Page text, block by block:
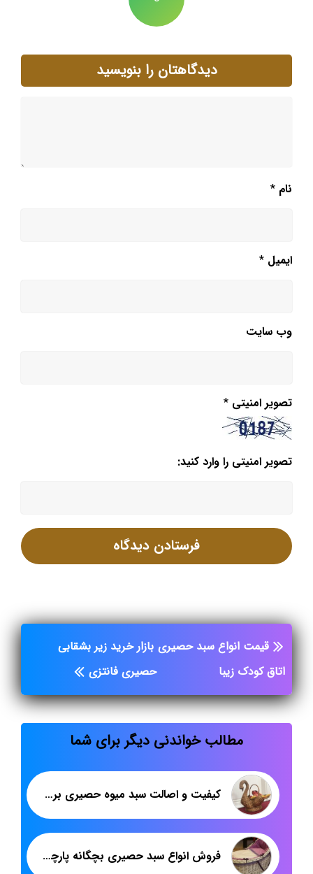
دیدگاهتان را بنویسید
نام *
ایمیل *
وب‌ سایت
تصویر امنیتی *
تصویر امنیتی را وارد کنید:
قیمت انواع سبد حصیری
اتاق کودک زیبا
بازار خرید زیر بشقابی
حصیری فانتزی
مطالب خواندنی دیگر برای شما
کیفیت و اصالت سبد میوه حصیری برند هدیکا
فروش انواع سبد حصیری بچگانه پارچه دوزی